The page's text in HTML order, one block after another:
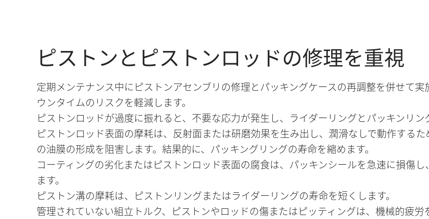
ピストンとピストンロッドの修理を重視
定期メンテナンス中にピストンアセンブリの修理とパッキングケースの再調整を併せて
ウンタイムのリスクを軽減します。
ピストンロッドが過度に振れると、不要な応力が発生し、ライダーリングとパッキンリン
ピストンロッド表面の摩耗は、反射面または研磨効果を生み出し、潤滑なしで動作する
の油膜の形成を阻害します。結果的に、パッキングリングの寿命を縮めます。
コーティングの劣化またはピストンロッド表面の腐食は、パッキンシールを急速に損傷
ます。
ピストン溝の摩耗は、ピストンリングまたはライダーリングの寿命を短くします。
管理されていない組立トルク、ピストンやロッドの傷またはピッティングは、機械的疲